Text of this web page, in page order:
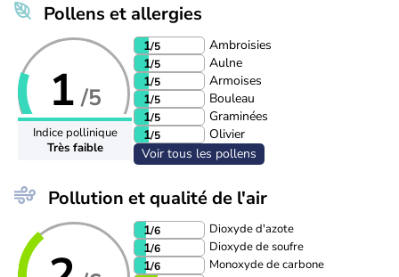
Pollens et allergies
1 /5
Indice pollinique
Très faible
1/5
Ambroisies
1/5
Aulne
1/5
Armoises
1/5
Bouleau
1/5
Graminées
1/5
Olivier
Voir tous les pollens
Pollution et qualité de l'air
1/6 Dioxyde d'azote
1/6 Dioxyde de soufre
1/6 Monoxyde de carbone